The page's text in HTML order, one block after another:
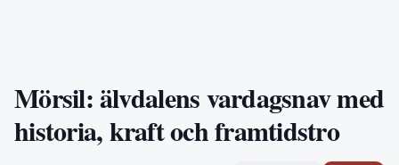
Mörsil: älvdalens vardagsnav med
historia, kraft och framtidstro